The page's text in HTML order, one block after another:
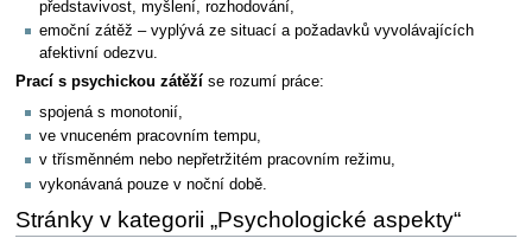
představivost, myšlení, rozhodování,
emoční zátěž – vyplývá ze situací a požadavků vyvolávajících
afektivní odezvu.
Prací s psychickou zátěží se rozumí práce:
spojená s monotonií,
ve vnuceném pracovním tempu,
v třísměnném nebo nepřetržitém pracovním režimu,
vykonávaná pouze v noční době.
Stránky v kategorii „Psychologické aspekty“